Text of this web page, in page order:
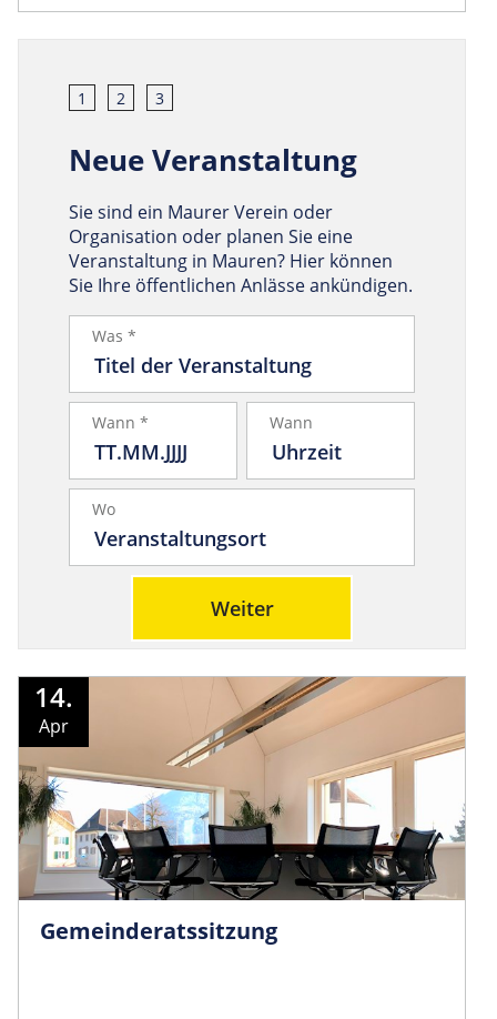
1 2 3
Neue Veranstaltung
Sie sind ein Maurer Verein oder
Organisation oder planen Sie eine
Veranstaltung in Mauren? Hier können
Sie Ihre öffentlichen Anlässe ankündigen.
Was *
Wann * Wann
Wo
Weiter
14.
Apr
Gemeinder­atssitzung